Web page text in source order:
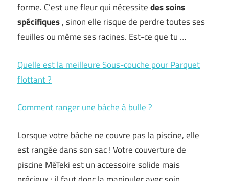
forme. C’est une fleur qui nécessitedes soins
spécifiques, sinon elle risque de perdre toutes ses
feuilles ou même ses racines. Est-ce que tu …
Quelle est la meilleure Sous-couche pour Parquet
flottant ?
Comment ranger une bâche à bulle ?
Lorsque votre bâche ne couvre pas la piscine, elle
est rangée dans son sac ! Votre couverture de
piscine MéTeki est un accessoire solide mais